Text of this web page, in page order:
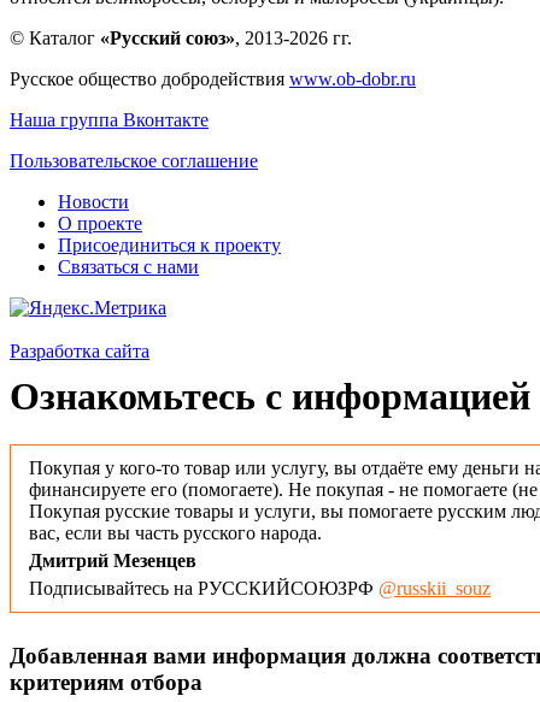
© Каталог «Русский союз», 2013-2026 гг.
Русское общество добродействия www.ob-dobr.ru
Наша группа Вконтакте
Пользовательское соглашение
Новости
О проекте
Присоединиться к проекту
Связаться с нами
Разработка сайта
Ознакомьтесь с информацией
Покупая у кого-то товар или услугу, вы отдаёте ему деньги
финансируете его (помогаете). Не покупая - не помогаете
Покупая русские товары и услуги, вы помогаете русским
вас, если вы часть русского народа.
Дмитрий Мезенцев
Подписывайтесь на РУССКИЙСОЮЗРФ @russkii_souz
Добавленная вами информация должна
критериям отбора